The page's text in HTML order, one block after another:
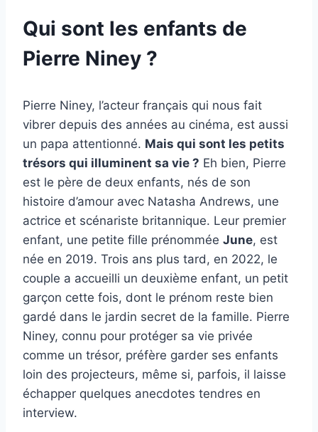
Qui sont les enfants de
Pierre Niney ?
Pierre Niney, l’acteur français qui nous fait
vibrer depuis des années au cinéma, est aussi
un papa attentionné. Mais qui sont les petits
trésors qui illuminent sa vie ? Eh bien, Pierre
est le père de deux enfants, nés de son
histoire d’amour avec Natasha Andrews, une
actrice et scénariste britannique. Leur premier
enfant, une petite fille prénommée June, est
née en 2019. Trois ans plus tard, en 2022, le
couple a accueilli un deuxième enfant, un petit
garçon cette fois, dont le prénom reste bien
gardé dans le jardin secret de la famille. Pierre
Niney, connu pour protéger sa vie privée
comme un trésor, préfère garder ses enfants
loin des projecteurs, même si, parfois, il laisse
échapper quelques anecdotes tendres en
interview.